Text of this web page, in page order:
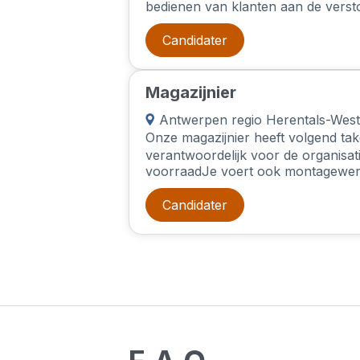
bedienen van klanten aan de
zorgt ervoor dat de producten er
dat de klanten vriendelijk en snel
Daarnaast zorg je ervoor dat de
verzorgd uitziet en dat de
Candidater
Magazijnier
Antwerpen regio Herentals-
Onze magazijnier heeft volgend
verantwoordelijk voor de
voorraadJe voert ook
beheert ontvangst en administratie
goederen.Je waakt over het
beheer van parameters,
in voor de picking en
bent verantwoordelijk voor het
structureren van magazijnrekken
van kwantiteit en kwaliteit.Je
Candidater